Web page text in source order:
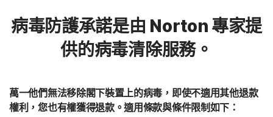
病毒防護承諾是由 Norton 專家提
供的病毒清除服務。
萬一他們無法移除閣下裝置上的病毒，即使不適用其他退款
權利，您也有權獲得退款。適用條款與條件限制如下：